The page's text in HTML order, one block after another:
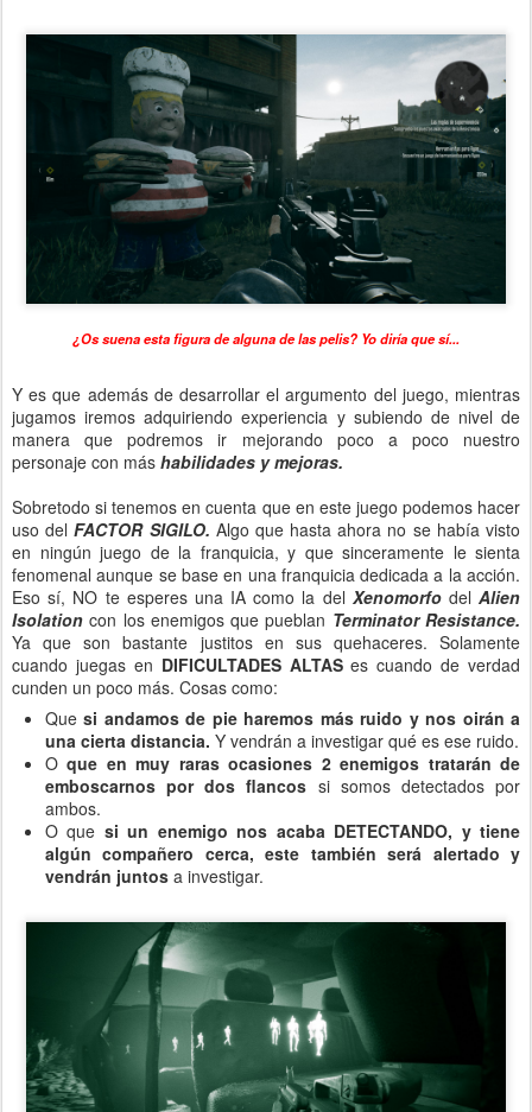
¿Os suena esta figura de alguna de las pelis? Yo diría que sí...
Y es que además de desarrollar el argumento del juego, mientras
jugamos iremos adquiriendo experiencia y subiendo de nivel de
manera que podremos ir mejorando poco a poco nuestro
personaje con más habilidades y mejoras.
Sobretodo si tenemos en cuenta que en este juego podemos hacer
uso delFACTOR SIGILO. Algo que hasta ahora no se había visto
en ningún juego de la franquicia, y que sinceramente le sienta
fenomenal aunque se base en una franquicia dedicada a la acción.
Eso sí, NO te esperes una IA como la del Xenomorfo delAlien
Isolationcon los enemigos que pueblan Terminator Resistance.
Ya que son bastante justitos en sus quehaceres. Solamente
cuando juegas en DIFICULTADES ALTASes cuando de verdad
cunden un poco más. Cosas como:
Quesi andamos de pie haremos más ruido y nos oirán a
una cierta distancia. Y vendrán a investigar qué es ese ruido.
Oque en muy raras ocasiones 2 enemigos tratarán de
emboscarnos por dos flancos si somos detectados por
ambos.
O que si un enemigo nos acaba DETECTANDO, y tiene
algún compañero cerca, este también será alertado y
vendrán juntos a investigar.